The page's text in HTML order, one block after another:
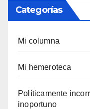
Categorías
Mi columna
Mi hemeroteca
Polí­ticamente
inoportuno